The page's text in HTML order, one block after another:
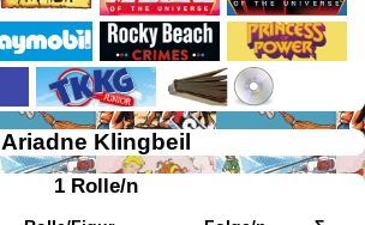
Ariadne Klingbeil
1 Rolle/n